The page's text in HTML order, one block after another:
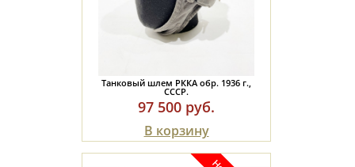
Танковый шлем РККА обр. 1936 г.,
СССР.
97 500 руб.
В корзину